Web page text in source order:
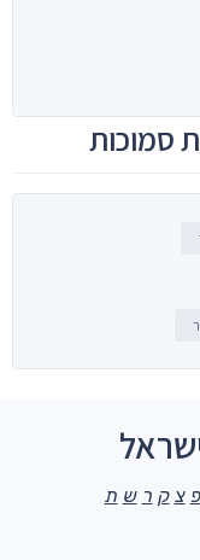
סמוכות
פ צ ק ר ש ת